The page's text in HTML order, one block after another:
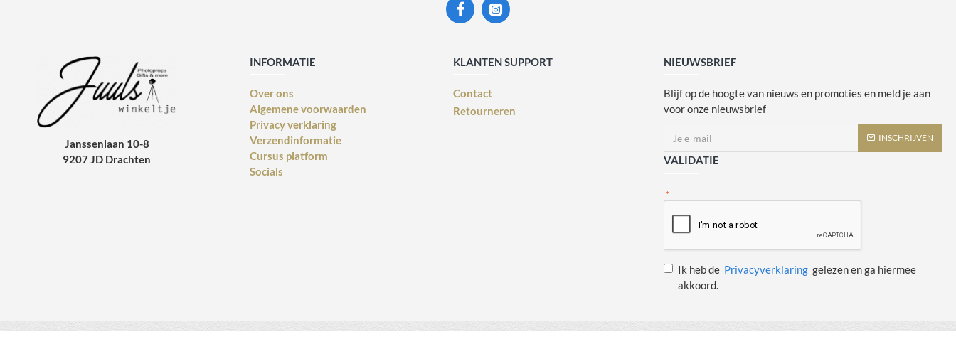
Janssenlaan 10-8
9207 JD Drachten
INFORMATIE
Over ons
Algemene voorwaarden
Privacy verklaring
Verzendinformatie
Cursus platform
Socials
KLANTEN SUPPORT
Contact
Retourneren
NIEUWSBRIEF
Blijf op de hoogte van nieuws en promoties en meld je aan
voor onze nieuwsbrief
INSCHRIJVEN
VALIDATIE
Ik heb de Privacyverklaring gelezen en ga hiermee
akkoord.